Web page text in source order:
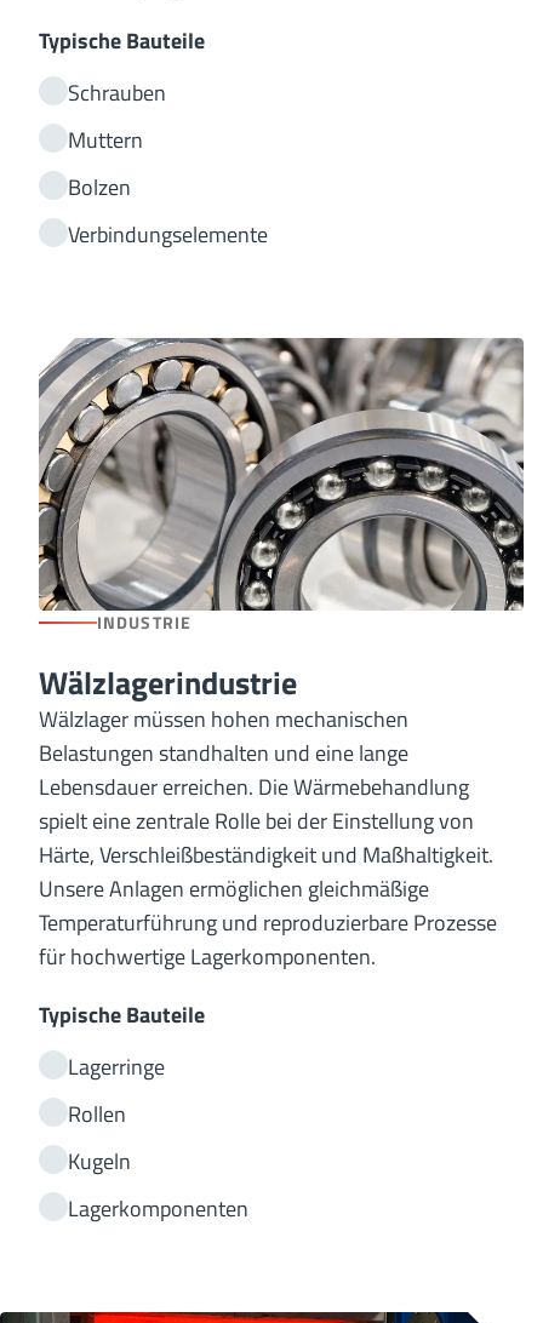
Typische Bauteile
Schrauben
Muttern
Bolzen
Verbindungselemente
INDUSTRIE
Wälzlagerindustrie
Wälzlager müssen hohen mechanischen
Belastungen standhalten und eine lange
Lebensdauer erreichen. Die Wärmebehandlung
spielt eine zentrale Rolle bei der Einstellung von
Härte, Verschleißbeständigkeit und Maßhaltigkeit.
Unsere Anlagen ermöglichen gleichmäßige
Temperaturführung und reproduzierbare Prozesse
für hochwertige Lagerkomponenten.
Typische Bauteile
Lagerringe
Rollen
Kugeln
Lagerkomponenten